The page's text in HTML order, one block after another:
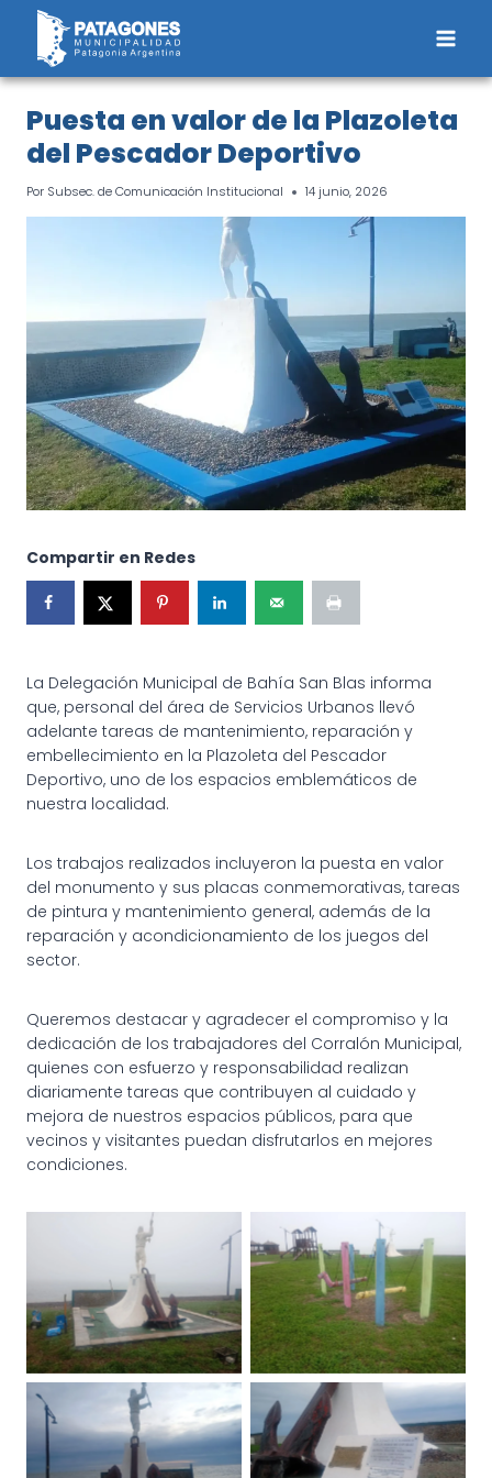
Saltar
contenido
Puesta en valor de la Plazoleta
del Pescador Deportivo
Por Subsec. de Comunicación Institucional 14 junio, 2026
Compartir en Redes
La Delegación Municipal de Bahía San Blas informa
que, personal del área de Servicios Urbanos llevó
adelante tareas de mantenimiento, reparación y
embellecimiento en la Plazoleta del Pescador
Deportivo, uno de los espacios emblemáticos de
nuestra localidad.
Los trabajos realizados incluyeron la puesta en valor
del monumento y sus placas conmemorativas, tareas
de pintura y mantenimiento general, además de la
reparación y acondicionamiento de los juegos del
sector.
Queremos destacar y agradecer el compromiso y la
dedicación de los trabajadores del Corralón Municipal,
quienes con esfuerzo y responsabilidad realizan
diariamente tareas que contribuyen al cuidado y
mejora de nuestros espacios públicos, para que
vecinos y visitantes puedan disfrutarlos en mejores
condiciones.